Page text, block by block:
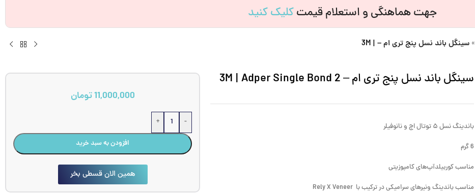
جهت هماهنگی و استعلام قیمتکلیک کنید
»
سینگل باند نسل پنج تری ام – 3M |
سینگل باند نسل پنج تری ام – 3M | Adper Single Bond 2
باندینگ نسل ۵ توتال اچ و نانوفیلر
6 گرم
مناسب کوربیلدآپ‌های کامپوزیتی
مناسب باندینگ ونیرهای سرامیکی در ترکیب با Rely X Veneer
11,000,000تومان
-
+
افزودن به سبد خرید
همین الان قسطی بخر